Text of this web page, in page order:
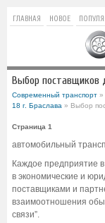
ГЛАВНАЯ НОВОЕ
Выбор поставщиков
Современный транспорт »
18 г. Браслава » Выбор
Страница 1
автомобильный
Каждое предприятие
в экономические и
поставщиками и
взаимоотношения
связи”.